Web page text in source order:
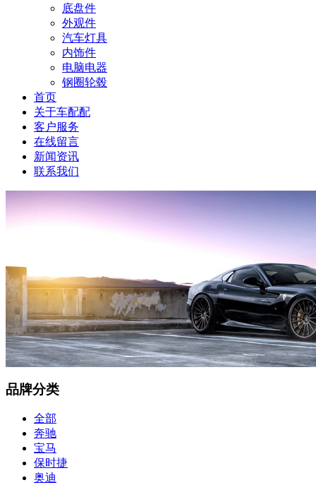
底盘件
外观件
汽车灯具
内饰件
电脑电器
钢圈轮毂
首页
关于车配配
客户服务
在线留言
新闻资讯
联系我们
品牌分类
全部
奔驰
宝马
保时捷
奥迪